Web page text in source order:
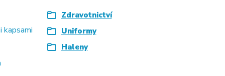
kapsami
Zdravotnictví
Uniformy
Haleny